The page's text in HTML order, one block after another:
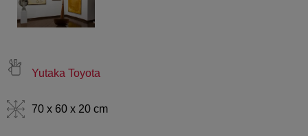
Yutaka Toyota
70 x 60 x 20 cm